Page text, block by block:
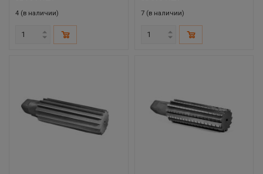
4 (в наличии)
7 (в наличии)